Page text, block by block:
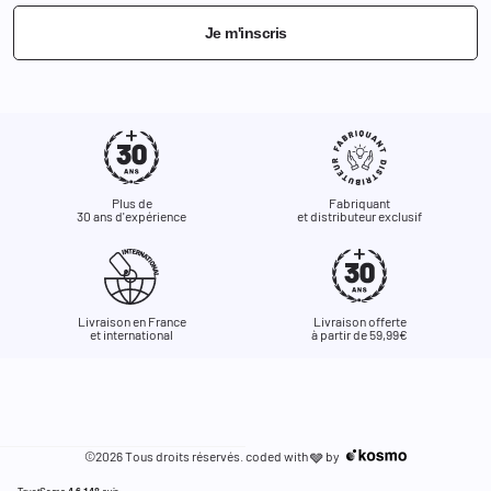
Je m'inscris
Plus de
30 ans d'expérience
Fabriquant
et distributeur exclusif
Livraison en France
et international
Livraison offerte
à partir de 59,99€
©2026 Tous droits réservés. coded with🩶 by